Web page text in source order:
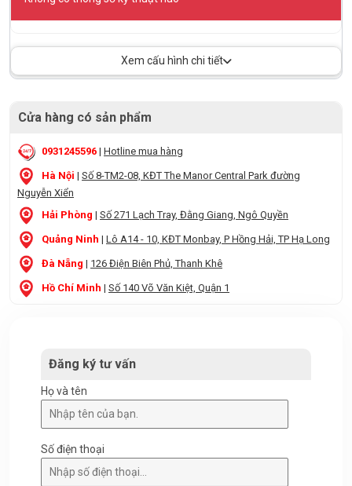
Xem cấu hình chi tiết
Cửa hàng có sản phẩm
0931245596 | Hotline mua hàng
Hà Nội | Số 8-TM2-08, KĐT The Manor Central Park đường
Nguyễn Xiển
Hải Phòng | Số 271 Lạch Tray, Đằng Giang, Ngô Quyền
Quảng Ninh | Lô A14 - 10, KĐT Monbay, P Hồng Hải, TP Hạ Long
Đà Nẵng | 126 Điện Biên Phủ, Thanh Khê
Hồ Chí Minh | Số 140 Võ Văn Kiệt, Quận 1
Đăng ký tư vấn
Họ và tên
Số điện thoại